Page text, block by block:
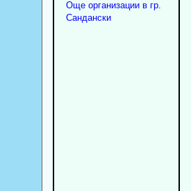
Още организации в гр.
Сандански